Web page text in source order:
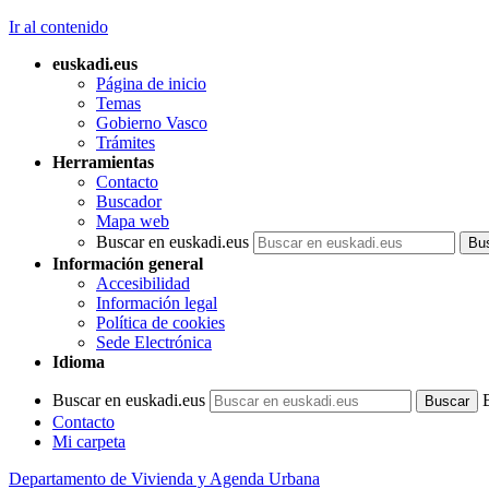
Ir al contenido
euskadi.eus
Página de inicio
Temas
Gobierno Vasco
Trámites
Herramientas
Contacto
Buscador
Mapa web
Buscar en euskadi.eus
Información general
Accesibilidad
Información legal
Política de cookies
Sede Electrónica
Idioma
Buscar en euskadi.eus
Contacto
Mi carpeta
Departamento de Vivienda y Agenda Urbana